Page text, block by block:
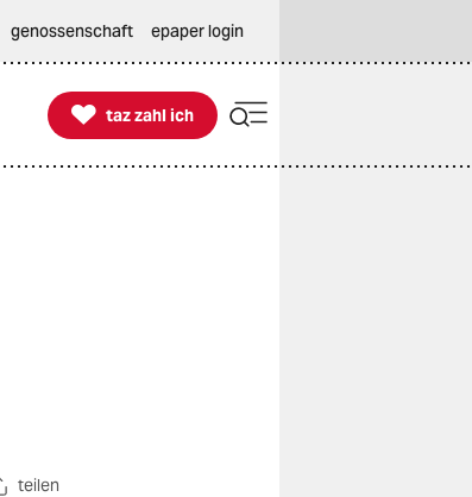
genossenschaft epaper login

taz zahl ich
taz zahl ich
teilen